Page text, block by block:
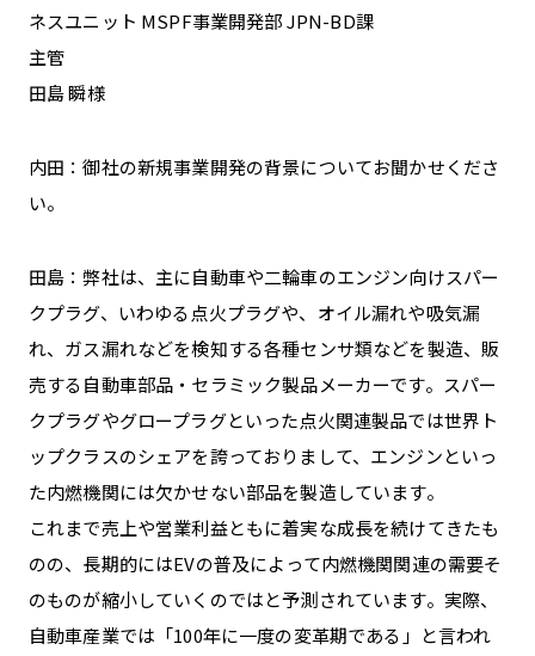
ネスユニット MSPF事業開発部 JPN-BD課
主管
田島 瞬様
内田：御社の新規事業開発の背景についてお聞かせくださ
い。
田島：弊社は、主に自動車や二輪車のエンジン向けスパー
クプラグ、いわゆる点火プラグや、オイル漏れや吸気漏
れ、ガス漏れなどを検知する各種センサ類などを製造、販
売する自動車部品・セラミック製品メーカーです。スパー
クプラグやグロープラグといった点火関連製品では世界ト
ップクラスのシェアを誇っておりまして、エンジンといっ
た内燃機関には欠かせない部品を製造しています。
これまで売上や営業利益ともに着実な成長を続けてきたも
のの、長期的にはEVの普及によって内燃機関関連の需要そ
のものが縮小していくのではと予測されています。実際、
自動車産業では「100年に一度の変革期である」と言われ